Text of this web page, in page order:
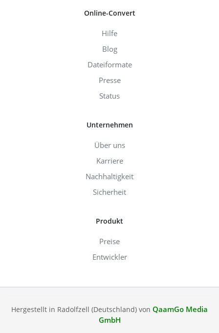
Online-Convert
Hilfe
Blog
Dateiformate
Presse
Status
Unternehmen
Über uns
Karriere
Nachhaltigkeit
Sicherheit
Produkt
Preise
Entwickler
Hergestellt in Radolfzell (Deutschland) von QaamGo Media
GmbH